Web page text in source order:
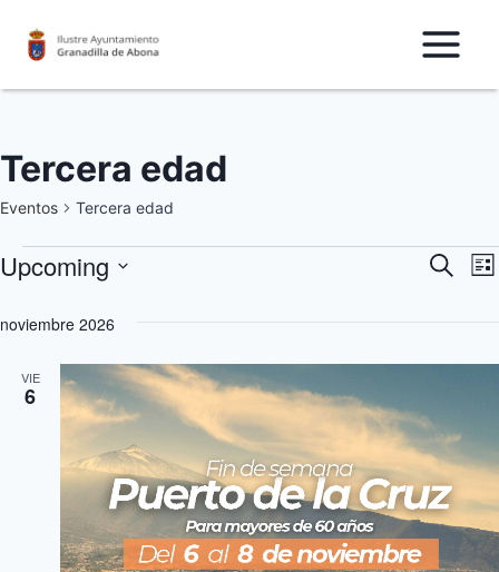
Tercera edad
Eventos Tercera edad
Eventos
de
y
de
BuscarList
Upcoming
fecha.
noviembre 2026
VIE
6